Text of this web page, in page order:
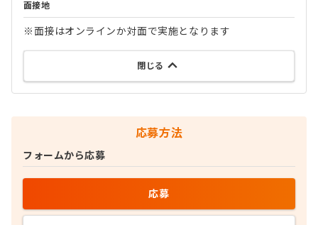
面接地
※面接はオンラインか対面で実施となります
閉じる
応募方法
フォームから応募
応募